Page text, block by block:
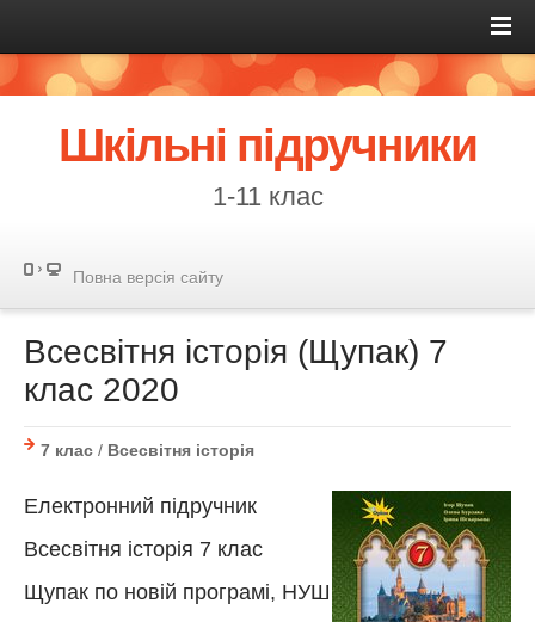
Шкільні підручники
1-11 клас
Повна версія сайту
Всесвітня історія (Щупак) 7
клас 2020
7 клас / Всесвітня історія
Електронний підручник
Всесвітня історія 7 клас
Щупак по новій програмі, НУШ